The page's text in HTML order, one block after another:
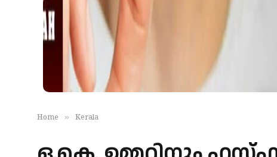
Home » Kerala